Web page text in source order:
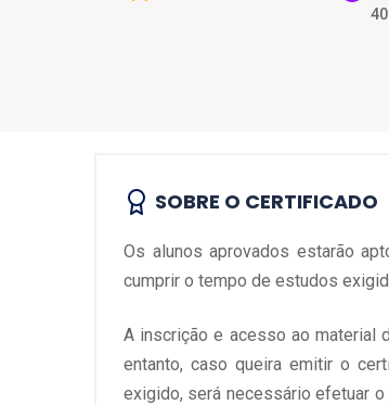
SOBRE O CERTIFICADO
Os alunos aprovados estarão
cumprir o tempo de estudos
A inscrição e acesso ao material
entanto, caso queira emitir o
exigido, será necessário efetuar